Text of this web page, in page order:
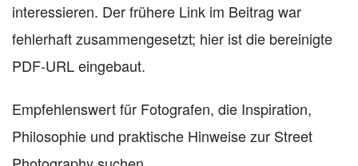
interessieren. Der frühere Link im Beitrag war
fehlerhaft zusammengesetzt; hier ist die bereinigte
PDF-URL eingebaut.
Empfehlenswert für Fotografen, die Inspiration,
Philosophie und praktische Hinweise zur Street